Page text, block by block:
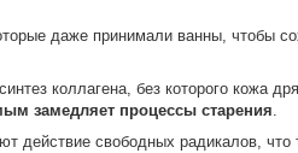
даже принимали ванны, чтобы
коллагена, без которого кожа
замедляет процессы старения
действие свободных радикалов,